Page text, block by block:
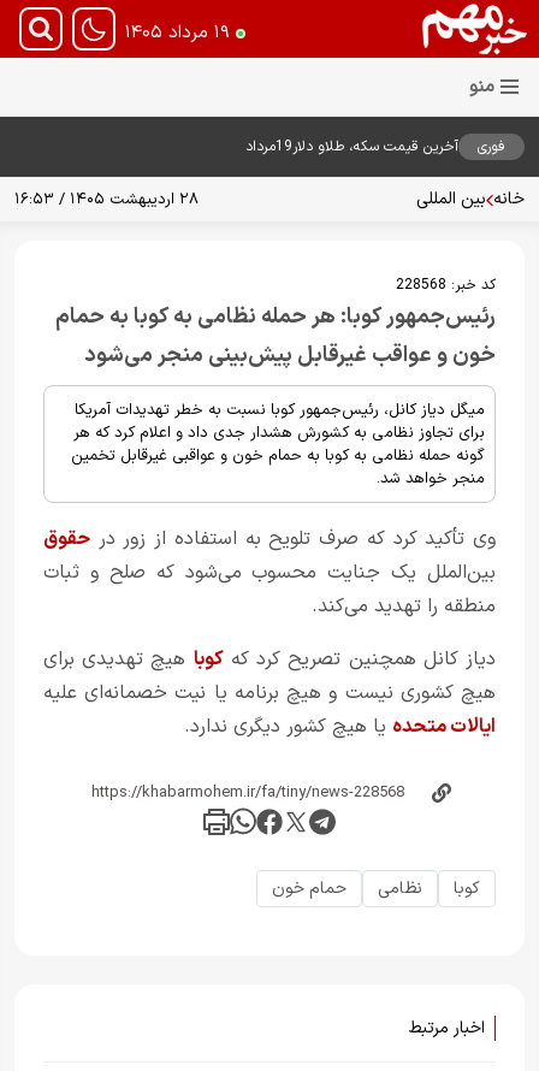
۱۹ مرداد ۱۴۰۵
فوری
آخرین قیمت سکه، طلاو دلار19مرداد
خانه بین المللی ۲۸ اردیبهشت ۱۴۰۵ / ۱۶:۵۳
کد خبر: 228568
رئیس‌جمهور کوبا: هر حمله نظامی به کوبا به حمام
خون و عواقب غیرقابل پیش‌بینی منجر می‌شود
میگل دیاز کانل، رئیس‌جمهور کوبا نسبت به خطر تهدیدات آمریکا
برای تجاوز نظامی به کشورش هشدار جدی داد و اعلام کرد که هر
گونه حمله نظامی به کوبا به حمام خون و عواقبی غیرقابل تخمین
منجر خواهد شد.
وی تأکید کرد که صرف تلویح به استفاده از زور در حقوق
بین‌الملل یک جنایت محسوب می‌شود که صلح و ثبات
منطقه را تهدید می‌کند.
دیاز کانل همچنین تصریح کرد کهکوبا هیچ تهدیدی برای
هیچ کشوری نیست و هیچ برنامه یا نیت خصمانه‌ای علیه
ایالات متحده یا هیچ کشور دیگری ندارد.
کوبا نظامی حمام خون
اخبار مرتبط